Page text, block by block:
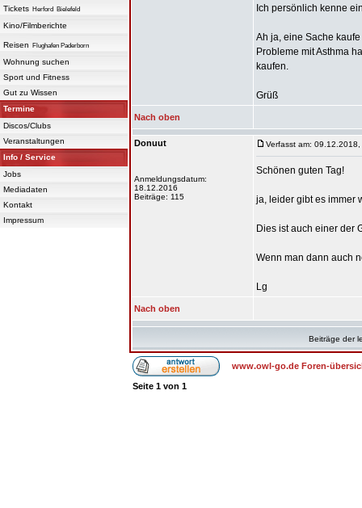
Tickets Herford Bielefeld
Kino/Filmberichte
Reisen Flughafen Paderborn
Wohnung suchen
Sport und Fitness
Gut zu Wissen
Termine
Discos/Clubs
Veranstaltungen
Info / Service
Jobs
Mediadaten
Kontakt
Impressum
Ich persönlich kenne
Ah ja, eine Sache
Probleme mit Asthma
kaufen.
Grüß
Nach oben
Donuut
Anmeldungsdatum:
18.12.2016
Beiträge: 115
Verfasst am:
Schönen guten Tag!
ja, leider gibt es immer
Dies ist auch einer der
Wenn man dann auch
Lg
Nach oben
Beiträge der
www.owl-go.de Foren-
Seite 1 von 1